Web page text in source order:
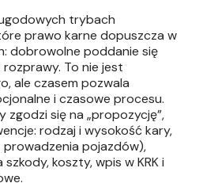
trybach
prawo karne dopuszcza w
dobrowolne poddanie się
To nie jest
ale czasem pozwala
i czasowe procesu.
zgodzi się na „propozycję”,
rodzaj i wysokość kary,
prowadzenia pojazdów),
koszty, wpis w KRK i